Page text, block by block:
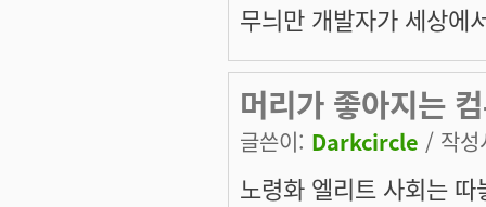
무늬만 개발자가 세상에
머리가 좋아지는
글쓴이: Darkcircle / 작
노령화 엘리트 사회는